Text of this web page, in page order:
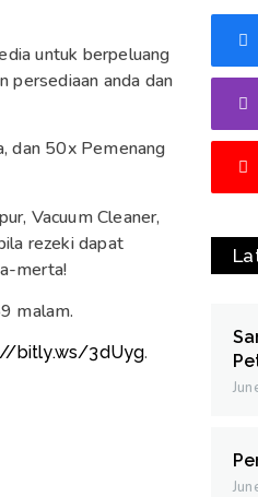
untuk berpeluang
persediaan anda dan
dan 50x Pemenang
Vacuum Cleaner,
rezeki dapat
merta!
malam.
bitly.ws/3dUyg.